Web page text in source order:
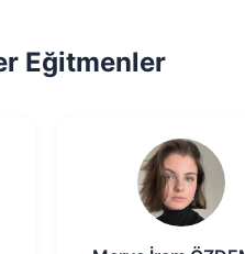
Eğitmenler